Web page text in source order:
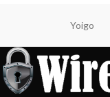
Yoigo